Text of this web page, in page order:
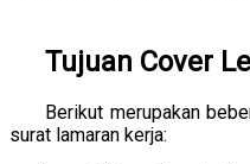
Tujuan Cover
Berikut merupakan
surat lamaran kerja: